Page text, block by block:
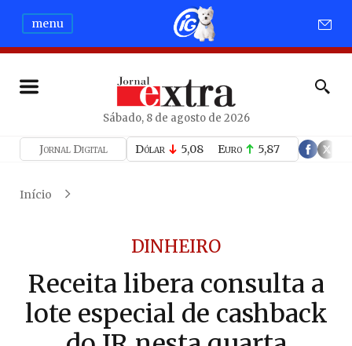
menu
Sábado, 8 de agosto de 2026
Jornal Digital Dólar 5,08 Euro 5,87
Início
DINHEIRO
Receita libera consulta a
lote especial de cashback